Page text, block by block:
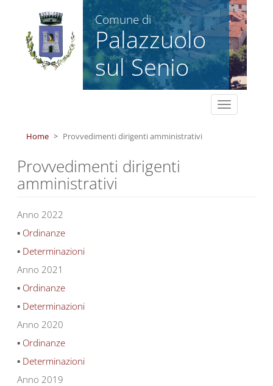
Salta al contenuto principale
Comune di
Palazzuolo
sul Senio
Toggle
navigation
Home
Provvedimenti dirigenti amministrativi
Provvedimenti dirigenti
amministrativi
Anno 2022
▪ Ordinanze
▪ Determinazioni
Anno 2021
▪ Ordinanze
▪ Determinazioni
Anno 2020
▪ Ordinanze
▪ Determinazioni
Anno 2019